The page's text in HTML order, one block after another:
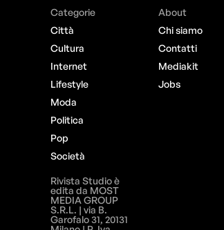
Categorie
Città
Cultura
Internet
Lifestyle
Moda
Politica
Pop
Società
About
Chi siamo
Contatti
Mediakit
Jobs
Rivista Studio è
edita da MOST
MEDIA GROUP
S.R.L. | via B.
Garofalo 31, 20131